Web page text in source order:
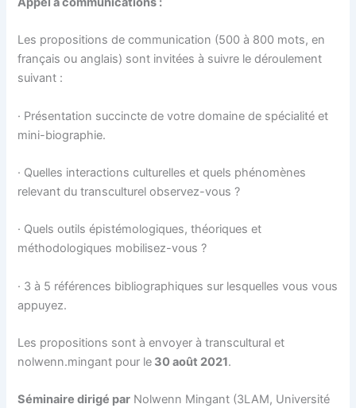
Les propositions de communication (500 à 800 mots, en
français ou anglais) sont invitées à suivre le déroulement
suivant :
· Présentation succincte de votre domaine de spécialité et
mini-biographie.
· Quelles interactions culturelles et quels phénomènes
relevant du transculturel observez-vous ?
· Quels outils épistémologiques, théoriques et
méthodologiques mobilisez-vous ?
· 3 à 5 références bibliographiques sur lesquelles vous vous
appuyez.
Les propositions sont à envoyer à transcultural et
nolwenn.mingant pour le 30 août 2021.
Séminaire dirigé par Nolwenn Mingant (3LAM, Université